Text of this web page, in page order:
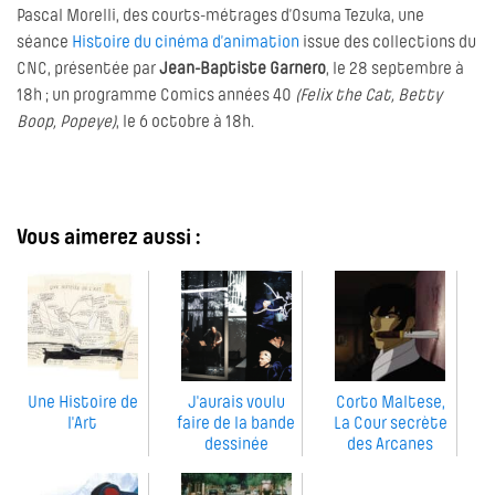
Pascal Morelli, des courts-métrages d’Osuma Tezuka, une
séance Histoire du cinéma d’animation issue des collections du
CNC, présentée parJean-Baptiste Garnero, le 28 septembre à
18h ; un programme Comics années 40 (Felix the Cat, Betty
Boop, Popeye), le 6 octobre à 18h.
Vous aimerez aussi :
Une Histoire de
l'Art
J'aurais voulu
faire de la bande
dessinée
Corto Maltese,
La Cour secrète
des Arcanes